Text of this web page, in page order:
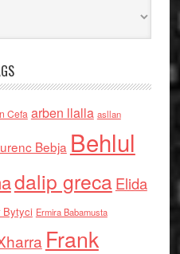
Cefa arben llalla asllan
Bebja Behlul
dalip grecaElida
Bytyci Ermira Babamusta
Frank